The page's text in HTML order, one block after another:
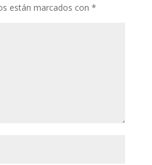
están marcados con *